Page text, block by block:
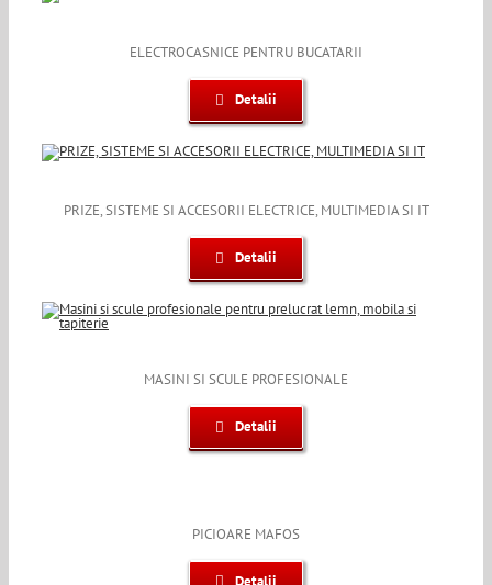
ELECTROCASNICE PENTRU BUCATARII
Detalii
PRIZE, SISTEME SI ACCESORII ELECTRICE, MULTIMEDIA SI IT
Detalii
MASINI SI SCULE PROFESIONALE
Detalii
PICIOARE MAFOS
Detalii